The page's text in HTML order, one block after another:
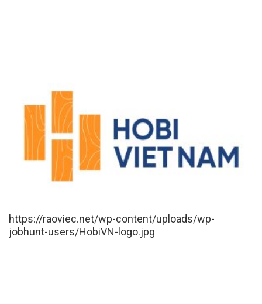
https://raoviec.net/wp-content/uploads/wp-
jobhunt-users/HobiVN-logo.jpg